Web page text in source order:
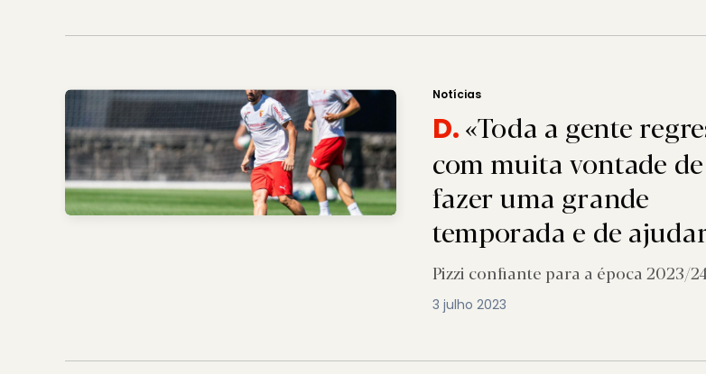
Notícias
D.«Toda a gente
com muita vontade de
fazer uma grande
temporada e de
SC Braga»
Pizzi confiante para a época 2023/
3 julho 2023